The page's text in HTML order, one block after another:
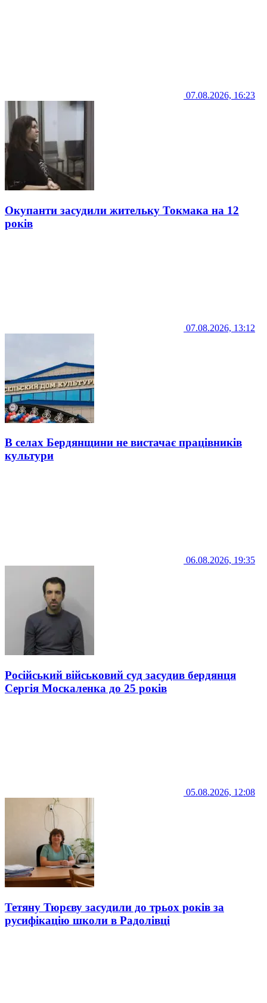
07.08.2026, 16:23
Окупанти засудили жительку Токмака на 12
років
07.08.2026, 13:12
В селах Бердянщини не вистачає працівників
культури
06.08.2026, 19:35
Російський військовий суд засудив бердянця
Сергія Москаленка до 25 років
05.08.2026, 12:08
Тетяну Тюрєву засудили до трьох років за
русифікацію школи в Радолівці